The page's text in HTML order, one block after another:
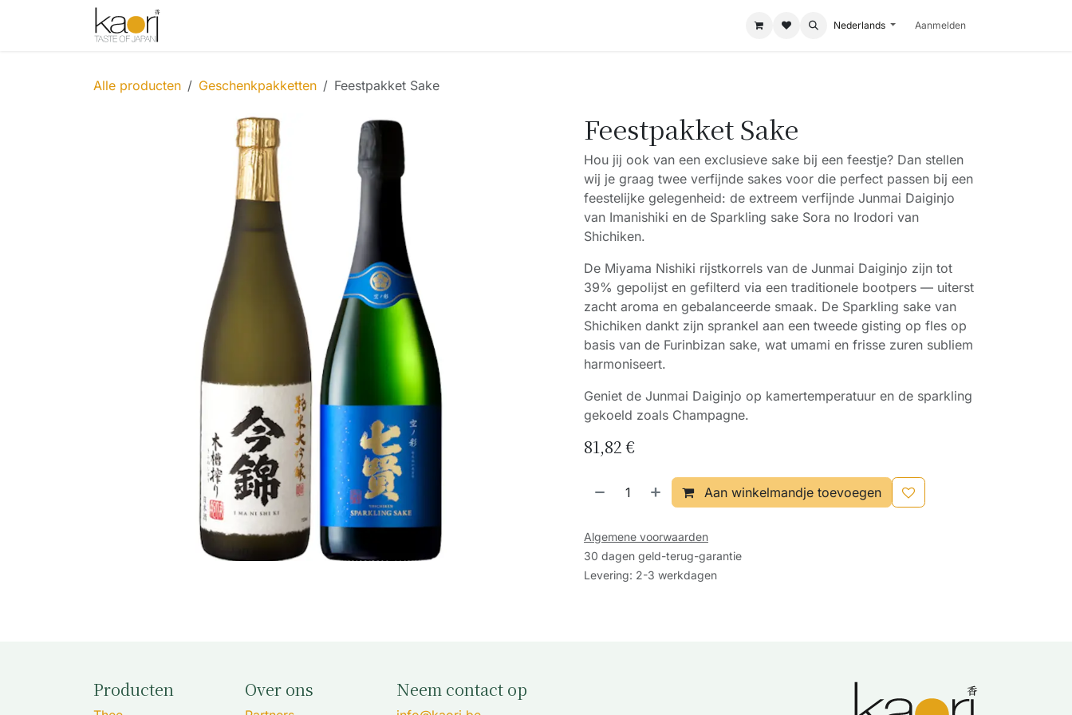
Overslaan naar inhoud
Nederlands Aanmelden
Alle producten Geschenkpakketten Feestpakket Sake
Feestpakket Sake
Hou jij ook van een exclusieve sake bij een feestje? Dan stellen
wij je graag twee verfijnde sakes voor die perfect passen bij een
feestelijke gelegenheid: de extreem verfijnde Junmai Daiginjo
van Imanishiki en de Sparkling sake Sora no Irodori van
Shichiken.
De Miyama Nishiki rijstkorrels van de Junmai Daiginjo zijn tot
39% gepolijst en gefilterd via een traditionele bootpers — uiterst
zacht aroma en gebalanceerde smaak. De Sparkling sake van
Shichiken dankt zijn sprankel aan een tweede gisting op fles op
basis van de Furinbizan sake, wat umami en frisse zuren subliem
harmoniseert.
Geniet de Junmai Daiginjo op kamertemperatuur en de sparkling
gekoeld zoals Champagne.
81,82€
Aan winkelmandje toevoegen
Algemene voorwaarden
30 dagen geld-terug-garantie
Levering: 2-3 werkdagen
Producten Over ons Neem contact op